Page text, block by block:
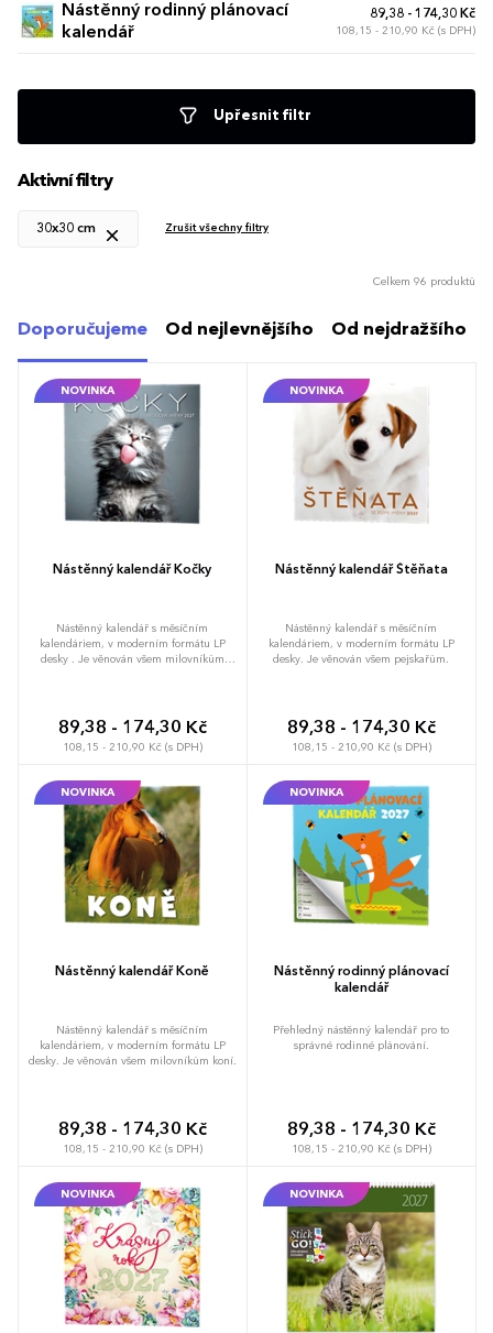
Nástěnný rodinný plánovací
kalendář
89,38 - 174,30 Kč
108,15 - 210,90 Kč (s DPH)
Upřesnit filtr
Aktivní filtry
30x30 cm Zrušit všechny filtry
Celkem 96 produktů
Doporučujeme Od nejlevnějšího Od nejdražšího
NOVINKA
Nástěnný kalendář Kočky
Nástěnný kalendář s měsíčním
kalendáriem, v moderním formátu LP
desky . Je věnován všem milovníkům
89,38 - 174,30 Kč
108,15 - 210,90 Kč (s DPH)
NOVINKA
Nástěnný kalendář Štěňata
Nástěnný kalendář s měsíčním
kalendáriem, v moderním formátu LP
desky. Je věnován všem pejskařům.
89,38 - 174,30 Kč
108,15 - 210,90 Kč (s DPH)
NOVINKA
Nástěnný kalendář Koně
Nástěnný kalendář s měsíčním
kalendáriem, v moderním formátu LP
desky. Je věnován všem milovníkům koní.
89,38 - 174,30 Kč
108,15 - 210,90 Kč (s DPH)
NOVINKA
Nástěnný rodinný plánovací
kalendář
Přehledný nástěnný kalendář pro to
správné rodinné plánování.
89,38 - 174,30 Kč
108,15 - 210,90 Kč (s DPH)
NOVINKA NOVINKA